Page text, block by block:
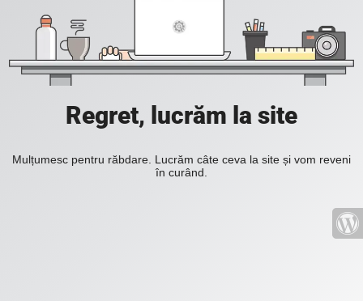
Regret, lucrăm la site
Mulțumesc pentru răbdare. Lucrăm câte ceva la site și vom reveni
în curând.